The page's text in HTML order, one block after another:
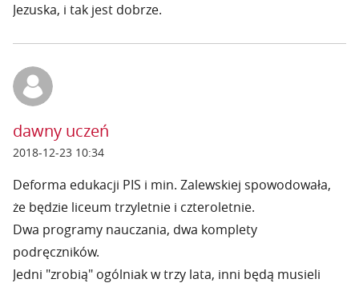
Jezuska, i tak jest dobrze.
dawny uczeń
2018-12-23 10:34
Deforma edukacji PIS i min. Zalewskiej spowodowała,
że będzie liceum trzyletnie i czteroletnie.
Dwa programy nauczania, dwa komplety
podręczników.
Jedni "zrobią" ogólniak w trzy lata, inni będą musieli